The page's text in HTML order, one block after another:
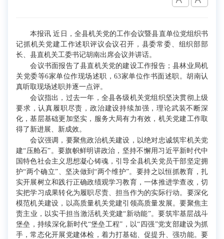
本报讯 近日，全县机关党的工作会议暨县直单位党组织书
记抓机关党建工作述职评议会议召开，县委常委、组织部部
长、县直机关工委书记胡南出席会议并讲话。
会议书面报告了县直机关党的建设工作报告；县林业局机
关党委等6家单位作现场述职，63家单位作书面述职。胡南认
真听取现场述职并逐一点评。
会议指出，过去一年，全县各级机关党组织坚决贯彻上级
要求，认真履职尽责，政治建设持续加强，理论武装不断深
化，基层基础更加坚实，服务大局有力有效，机关党建工作取
得了新进展、新成效。
会议强调，要聚焦政治机关建设，以绝对忠诚筑牢机关党
建“压舱石”。要旗帜鲜明讲政治，坚持不懈用习近平新时代中
国特色社会主义思想凝心铸魂，引导全县机关党员干部坚定拥
护“两个确立”、坚决做到“两个维护”。要持之以恒抓教育，扎
实开展树立和践行正确政绩观学习教育，一体推进学查改，切
实把学习成果转化为履职尽责、担当作为的实际行动。要深化
模范机关建设，以高质量机关党建引领高质量发展。要聚焦主
责主业，以实干担当激活机关党建“新动能”。要筑牢基层战斗
堡垒，持续深化新时代“堡垒工程”，以“四强”党支部建设为抓
手，常态化开展党建体检，着力打基础、促提升、强功能。要